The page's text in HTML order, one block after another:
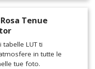
Tenue
LUT ti
in tutte le
tue foto.